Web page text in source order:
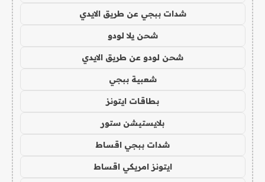
شدات ببجي عن طريق الايدي
شحن يلا لودو
شحن لودو عن طريق الايدي
شعبية ببجي
بطاقات ايتونز
بلايستيشن ستور
شدات ببجي اقساط
ايتونز امريكي اقساط